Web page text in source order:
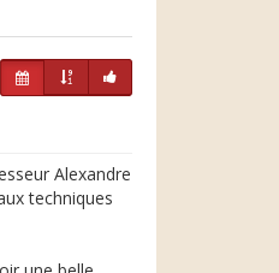
Alexandre
techniques